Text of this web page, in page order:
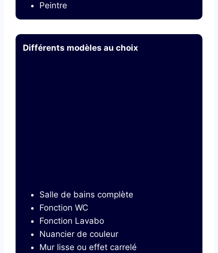
Peintre
Différents modèles au choix
Salle de bains complète
Fonction WC
Fonction Lavabo
Nuancier de couleur
Mur lisse ou effet carrelé